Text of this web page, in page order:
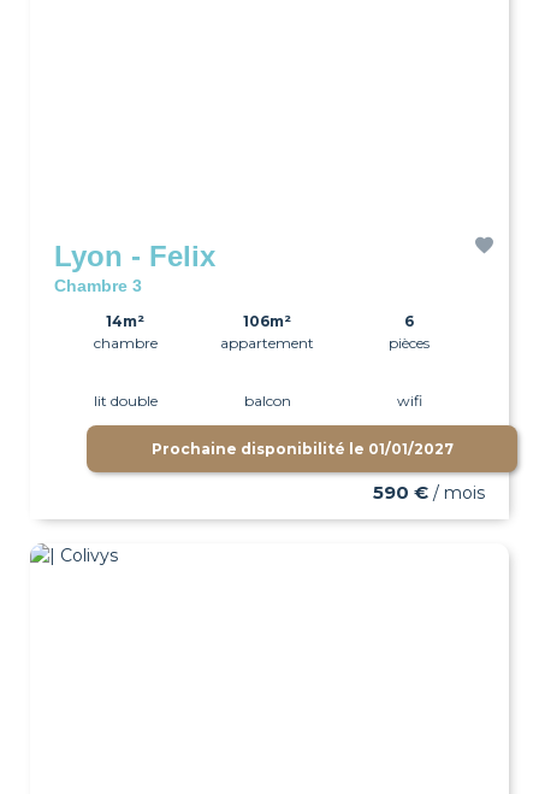
Lyon - Felix
Chambre 3
14m²
chambre
106m²
appartement
6
pièces
lit double balcon wifi
Prochaine disponibilité le 01/01/2027
590 € / mois